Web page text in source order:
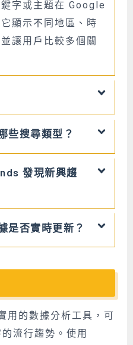
字或主題在 Google
顯示不同地區、時
讓用戶比較多個關
些搜尋類型？
發現新興趨
是否實時更新？
的數據分析工具，可
流行趨勢。使用